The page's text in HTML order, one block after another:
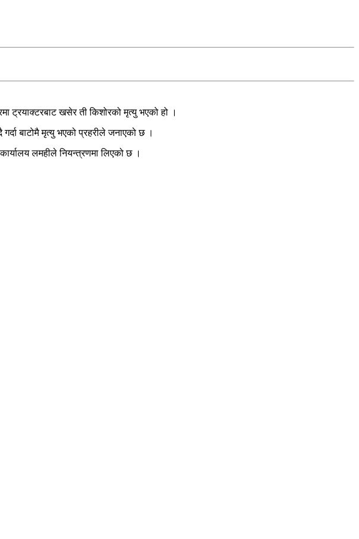
ट्रयाक्टरबाट खसेर ती किशोरको मृत्यु भएको हो ।
बाटोमै मृत्यु भएको प्रहरीले जनाएको छ ।
लमहीले नियन्त्रणमा लिएको छ ।